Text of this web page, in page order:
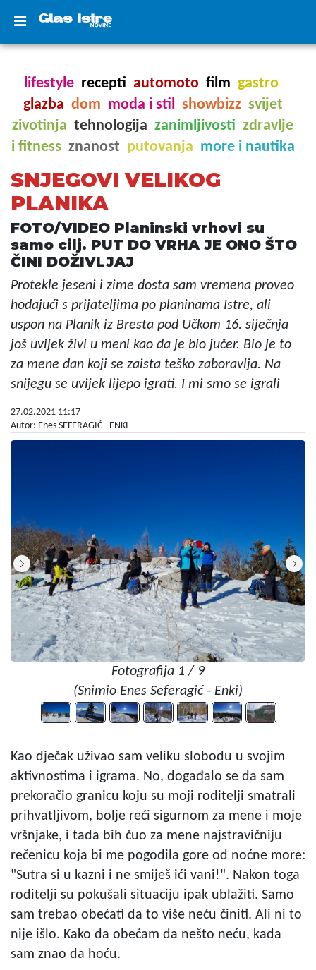
lifestyle recepti automoto film gastro
glazba dom moda i stil showbizz svijet
zivotinja tehnologija zanimljivosti zdravlje
i fitness znanost putovanja more i nautika
SNJEGOVI VELIKOG
PLANIKA
FOTO/VIDEO Planinski vrhovi su
samo cilj. PUT DO VRHA JE ONO ŠTO
ČINI DOŽIVLJAJ
Protekle jeseni i zime dosta sam vremena proveo
hodajući s prijateljima po planinama Istre, ali
uspon na Planik iz Bresta pod Učkom 16. siječnja
još uvijek živi u meni kao da je bio jučer. Bio je to
za mene dan koji se zaista teško zaboravlja. Na
snijegu se uvijek lijepo igrati. I mi smo se igrali
27.02.2021 11:17
Autor: Enes SEFERAGIĆ - ENKI
Fotografija 1 / 9
(Snimio Enes Seferagić - Enki)
Kao dječak uživao sam veliku slobodu u svojim
aktivnostima i igrama. No, događalo se da sam
prekoračio granicu koju su moji roditelji smatrali
prihvatljivom, bolje reći sigurnom za mene i moje
vršnjake, i tada bih čuo za mene najstravičniju
rečenicu koja bi me pogodila gore od noćne more:
"Sutra si u kazni i ne smiješ ići vani!". Nakon toga
roditelji su pokušali situaciju ipak ublažiti. Samo
sam trebao obećati da to više neću činiti. Ali ni to
nije išlo. Kako da obećam da nešto neću, kada
sam znao da hoću.